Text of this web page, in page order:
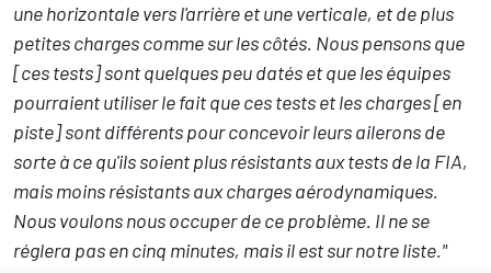
une horizontale vers l'arrière et une verticale, et de plus
petites charges comme sur les côtés. Nous pensons que
[ces tests] sont quelques peu datés et que les équipes
pourraient utiliser le fait que ces tests et les charges [en
piste] sont différents pour concevoir leurs ailerons de
sorte à ce qu'ils soient plus résistants aux tests de la FIA,
mais moins résistants aux charges aérodynamiques.
Nous voulons nous occuper de ce problème. Il ne se
réglera pas en cinq minutes, mais il est sur notre liste."